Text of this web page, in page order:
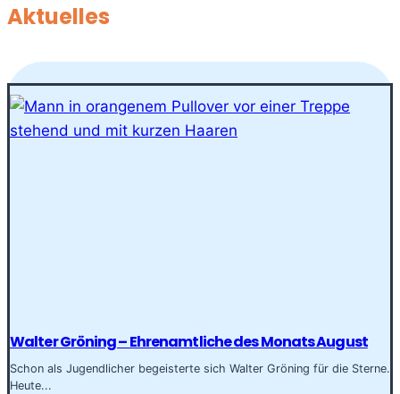
Aktuelles
Walter Gröning – Ehrenamtliche des Monats August
Schon als Jugendlicher begeisterte sich Walter Gröning für die Sterne.
Heute...